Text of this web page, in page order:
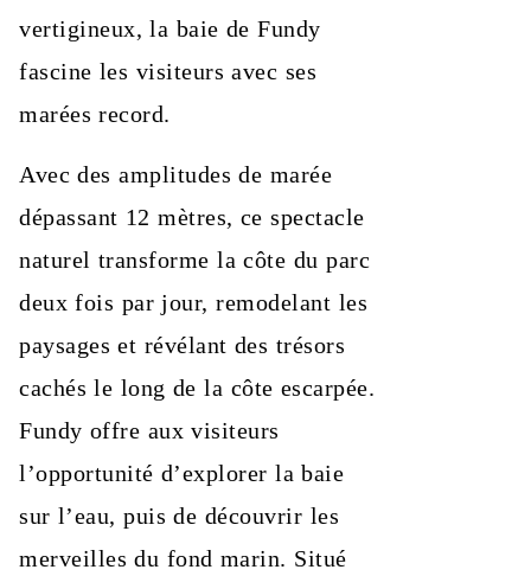
vertigineux, la baie de Fundy
fascine les visiteurs avec ses
marées record.
Avec des amplitudes de marée
dépassant 12 mètres, ce spectacle
naturel transforme la côte du parc
deux fois par jour, remodelant les
paysages et révélant des trésors
cachés le long de la côte escarpée.
Fundy offre aux visiteurs
l’opportunité d’explorer la baie
sur l’eau, puis de découvrir les
merveilles du fond marin. Situé